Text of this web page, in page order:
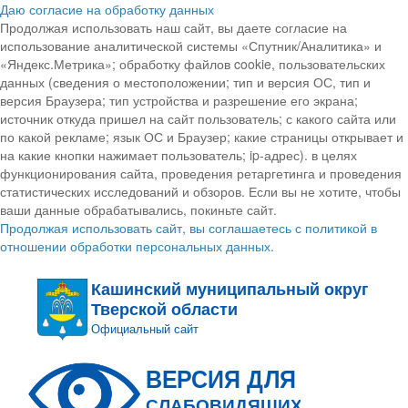
Даю согласие на обработку данных
Продолжая использовать наш сайт, вы даете согласие на
использование аналитической системы «Спутник/Аналитика» и
«Яндекс.Метрика»; обработку файлов cookie, пользовательских
данных (сведения о местоположении; тип и версия ОС, тип и
версия Браузера; тип устройства и разрешение его экрана;
источник откуда пришел на сайт пользователь; с какого сайта или
по какой рекламе; язык ОС и Браузер; какие страницы открывает и
на какие кнопки нажимает пользователь; ip-адрес). в целях
функционирования сайта, проведения ретаргетинга и проведения
статистических исследований и обзоров. Если вы не хотите, чтобы
ваши данные обрабатывались, покиньте сайт.
Продолжая использовать сайт, вы соглашаетесь с политикой в
отношении обработки персональных данных.